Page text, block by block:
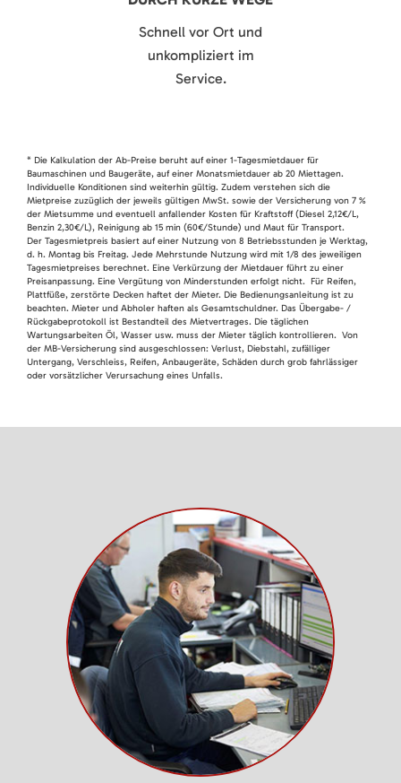
Schnell vor Ort und
unkompliziert im
Service.
* Die Kalkulation der Ab-Preise beruht auf einer 1-Tagesmietdauer für
Baumaschinen und Baugeräte, auf einer Monatsmietdauer ab 20 Miettagen.
Individuelle Konditionen sind weiterhin gültig. Zudem verstehen sich die
Mietpreise zuzüglich der jeweils gültigen MwSt. sowie der Versicherung von 7 %
der Mietsumme und eventuell anfallender Kosten für Kraftstoff (Diesel 2,12€/L,
Benzin 2,30€/L), Reinigung ab 15 min (60€/Stunde) und Maut für Transport.
Der Tagesmietpreis basiert auf einer Nutzung von 8 Betriebsstunden je Werktag,
d. h. Montag bis Freitag. Jede Mehrstunde Nutzung wird mit 1/8 des jeweiligen
Tagesmietpreises berechnet. Eine Verkürzung der Mietdauer führt zu einer
Preisanpassung. Eine Vergütung von Minderstunden erfolgt nicht. Für Reifen,
Plattfüße, zerstörte Decken haftet der Mieter. Die Bedienungsanleitung ist zu
beachten. Mieter und Abholer haften als Gesamtschuldner. Das Übergabe- /
Rückgabeprotokoll ist Bestandteil des Mietvertrages. Die täglichen
Wartungsarbeiten Öl, Wasser usw. muss der Mieter täglich kontrollieren. Von
der MB-Versicherung sind ausgeschlossen: Verlust, Diebstahl, zufälliger
Untergang, Verschleiss, Reifen, Anbaugeräte, Schäden durch grob fahrlässiger
oder vorsätzlicher Verursachung eines Unfalls.